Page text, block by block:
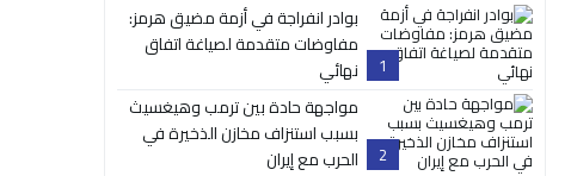
1
بوادر انفراجة في أزمة مضيق هرمز:
مفاوضات متقدمة لصياغة اتفاق
نهائي
2
مواجهة حادة بين ترمب وهيغسيث
بسبب استنزاف مخازن الذخيرة في
الحرب مع إيران